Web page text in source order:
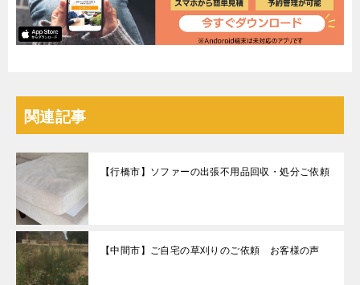
関連記事
【行橋市】ソファーの出張不用品回収・処分ご依頼
【中間市】ご自宅の草刈りのご依頼 お客様の声